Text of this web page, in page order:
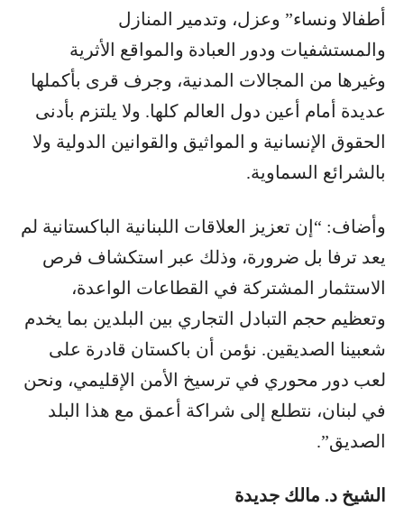
أطفالا ونساء” وعزل، وتدمير المنازل
والمستشفيات ودور العبادة والمواقع الأثرية
وغيرها من المجالات المدنية، وجرف قرى بأكملها
عديدة أمام أعين دول العالم كلها. ولا يلتزم بأدنى
الحقوق الإنسانية و المواثيق والقوانين الدولية ولا
بالشرائع السماوية.
وأضاف: “إن تعزيز العلاقات اللبنانية الباكستانية لم
يعد ترفا بل ضرورة، وذلك عبر استكشاف فرص
الاستثمار المشتركة في القطاعات الواعدة،
وتعظيم حجم التبادل التجاري بين البلدين بما يخدم
شعبينا الصديقين. نؤمن أن باكستان قادرة على
لعب دور محوري في ترسيخ الأمن الإقليمي، ونحن
في لبنان، نتطلع إلى شراكة أعمق مع هذا البلد
الصديق”.
الشيخ د. مالك جديدة